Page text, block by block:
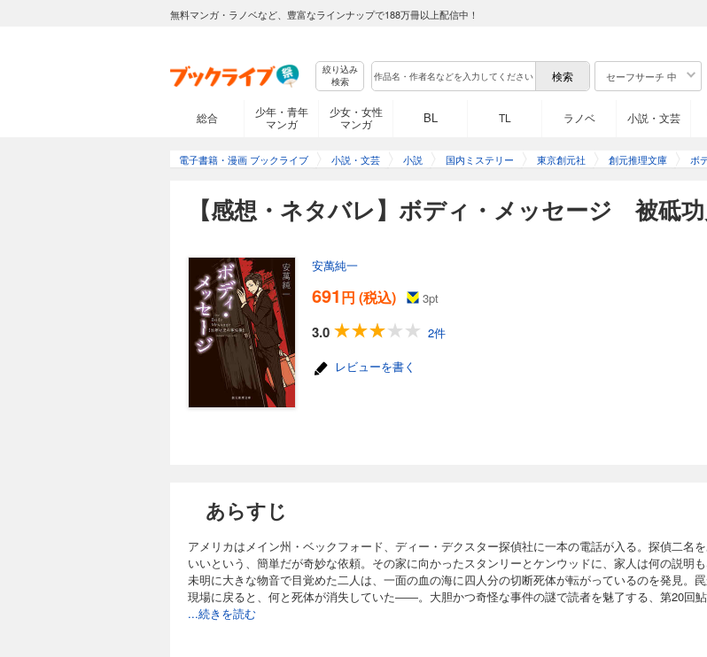
無料マンガ・ラノベなど、豊富なラインナップで188万冊以上配信中！
絞り込み
検索
セーフサーチ 中
総合
少年・青年
マンガ
少女・女性
マンガ
BL TL ラノベ 小説・文芸
電子書籍・漫画 ブックライブ 小説・文芸 小説 国内ミステリー 東京創元社 創元推理文庫 ボ
【感想・ネタバレ】ボディ・メッセージ 被砥
安萬純一
691円 (税込) 3pt
3.0
2件
レビューを書く
あらすじ
アメリカはメイン州・ベックフォード、ディー・デクスター探偵社に一本の電話が入る。探偵二名
いいという、簡単だが奇妙な依頼。その家に向かったスタンリーとケンウッドに、家人は何の説明
未明に大きな物音で目覚めた二人は、一面の血の海に四人分の切断死体が転がっているのを発見。
現場に戻ると、何と死体が消失していた――。大胆かつ奇怪な事件の謎で読者を魅了する、第20回鮎
...続きを読む